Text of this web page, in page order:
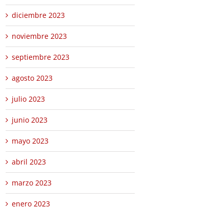
diciembre 2023
noviembre 2023
septiembre 2023
agosto 2023
julio 2023
junio 2023
mayo 2023
abril 2023
marzo 2023
enero 2023